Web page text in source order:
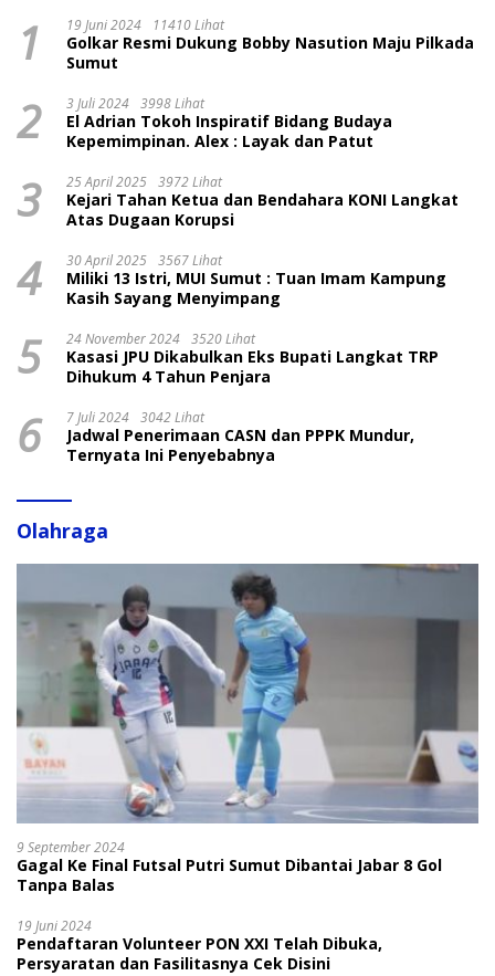
1 19 Juni 2024 11410 Lihat
Golkar Resmi Dukung Bobby Nasution Maju Pilkada
Sumut
2 3 Juli 2024 3998 Lihat
El Adrian Tokoh Inspiratif Bidang Budaya
Kepemimpinan. Alex : Layak dan Patut
3 25 April 2025 3972 Lihat
Kejari Tahan Ketua dan Bendahara KONI Langkat
Atas Dugaan Korupsi
4 30 April 2025 3567 Lihat
Miliki 13 Istri, MUI Sumut : Tuan Imam Kampung
Kasih Sayang Menyimpang
5 24 November 2024 3520 Lihat
Kasasi JPU Dikabulkan Eks Bupati Langkat TRP
Dihukum 4 Tahun Penjara
6 7 Juli 2024 3042 Lihat
Jadwal Penerimaan CASN dan PPPK Mundur,
Ternyata Ini Penyebabnya
Olahraga
9 September 2024
Gagal Ke Final Futsal Putri Sumut Dibantai Jabar 8 Gol
Tanpa Balas
19 Juni 2024
Pendaftaran Volunteer PON XXI Telah Dibuka,
Persyaratan dan Fasilitasnya Cek Disini